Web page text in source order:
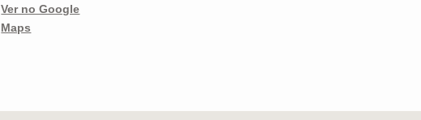
Ver no Google
Maps